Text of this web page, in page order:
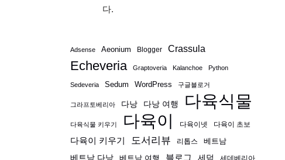
다.
Adsense Aeonium Blogger Crassula
Echeveria Graptoveria Kalanchoe Python
Sedeveria Sedum WordPress 구글블로거
그라프토베리아 다낭 다낭 여행 다육식물
다육식물 키우기 다육이 다육이넷 다육이 초보
다육이 키우기 도서리뷰 리톱스
베트남
베트남 다낭
베트남 여행 블로그 세덤 세데베리아